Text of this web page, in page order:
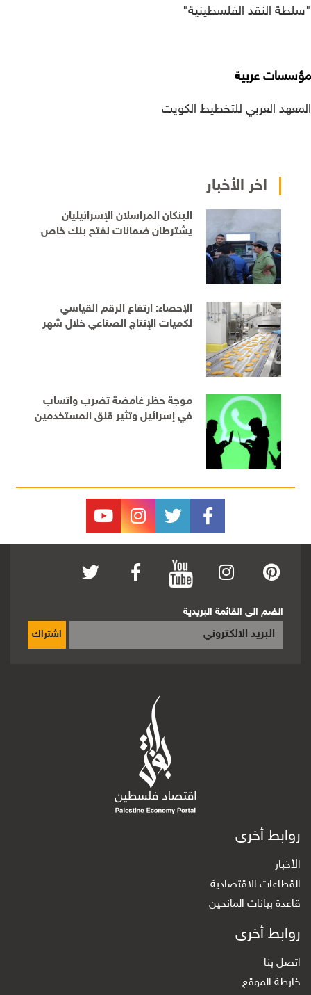
"سلطة النقد الفلسطينية"
مؤسسات عربية
المعهد العربي للتخطيط الكويت
اخر الأخبار
البنكان المراسلان الإسرائيليان
يشترطان ضمانات لفتح بنك خاص
الإحصاء: ارتفاع الرقم القياسي
لكميات الإنتاج الصناعي خلال شهر
موجة حظر غامضة تضرب واتساب
في إسرائيل وتثير قلق المستخدمين
انضم الى القائمة البريدية
اشتراك
روابط أخرى
الأخبار
القطاعات الاقتصادية
قاعدة بيانات المانحين
روابط أخرى
اتصل بنا
خارطة الموقع